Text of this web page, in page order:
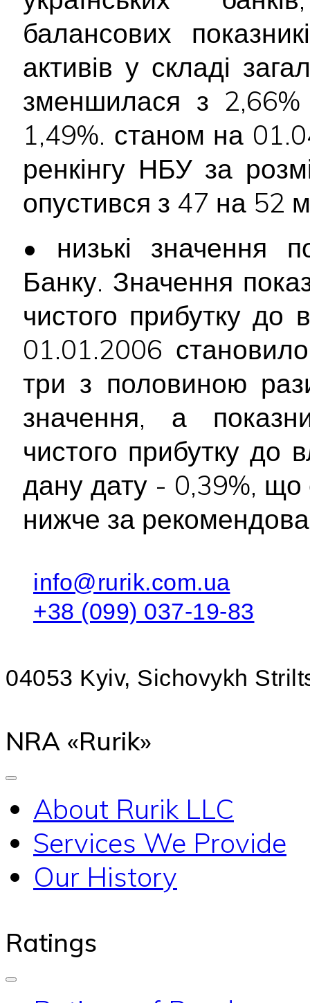
балансових
активів у складі
зменшилася з
1,49%. станом на
ренкінгу НБУ за
опустився з 47 на 52
• низькі значення
Банку. Значення
чистого прибутку до
01.01.2006
три з половиною
значення, а
чистого прибутку до
дану дату - 0,39%, що
нижче за
info@rurik.com.ua
+38 (099) 037-19-83
04053 Kyiv, Sichovykh
NRA «Rurik»
About Rurik LLC
Services We Provide
Our History
Ratings